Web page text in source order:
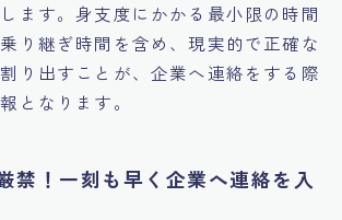
ます。身支度にかかる最小限の時間
り継ぎ時間を含め、現実的で正確な
り出すことが、企業へ連絡をする際
となります。
禁！一刻も早く企業へ連絡を入